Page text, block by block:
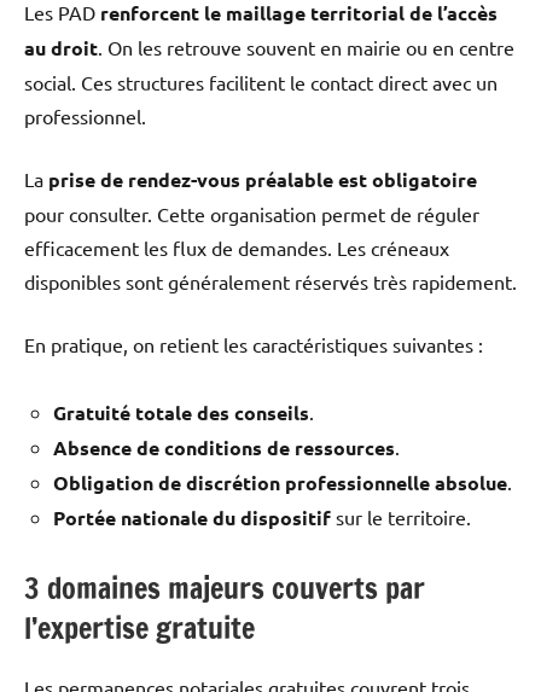
Les PAD renforcent le maillage territorial de l’accès
au droit . On les retrouve souvent en mairie ou en centre
social. Ces structures facilitent le contact direct avec un
professionnel.
La prise de rendez-vous préalable est obligatoire
pour consulter. Cette organisation permet de réguler
efficacement les flux de demandes. Les créneaux
disponibles sont généralement réservés très rapidement.
En pratique, on retient les caractéristiques suivantes :
Gratuité totale des conseils
Absence de conditions de ressources
Obligation de discrétion professionnelle absolue
Portée nationale du dispositif sur le territoire.
3 domaines majeurs couverts par
l’expertise gratuite
Les permanences notariales gratuites couvrent trois